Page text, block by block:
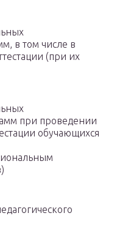
в том числе в
(при их
при проведении
обучающихся